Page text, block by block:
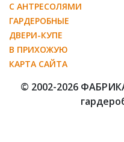
С АНТРЕСОЛЯМИ
ГАРДЕРОБНЫЕ
ДВЕРИ-КУПЕ
В ПРИХОЖУЮ
КАРТА САЙТА
© 2002-2026